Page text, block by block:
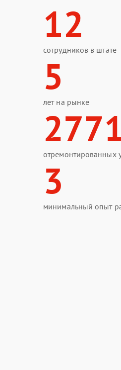
12
сотрудников в штате
5
лет на рынке
отремонтированных
3
минимальный опыт